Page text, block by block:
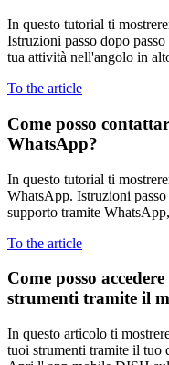
In questo tutorial ti
Istruzioni passo dopo
tua attività nell'angolo in
To the article
Come posso
WhatsApp?
In questo tutorial ti
WhatsApp. Istruzioni
supporto tramite
To the article
Come posso
strumenti tramite il
In questo articolo ti
tuoi strumenti tramite il tuo